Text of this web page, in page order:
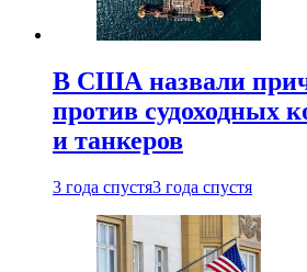
В США назвали
против судоходных
и танкеров
3 года спустя3 года спустя